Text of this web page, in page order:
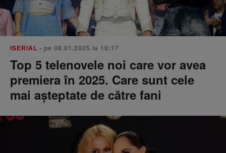
ISERIAL • pe 08.01.2025 la 10:17
Top 5 telenovele noi care vor avea
premiera în 2025. Care sunt cele
mai așteptate de către fani